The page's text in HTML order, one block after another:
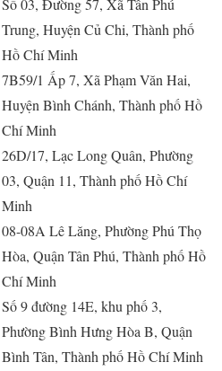
Số 03, Đường 57, Xã Tân Phú
Trung, Huyện Củ Chi, Thành phố
Hồ Chí Minh
7B59/1 Ấp 7, Xã Phạm Văn Hai,
Huyện Bình Chánh, Thành phố Hồ
Chí Minh
26D/17, Lạc Long Quân, Phường
03, Quận 11, Thành phố Hồ Chí
Minh
08-08A Lê Lăng, Phường Phú Thọ
Hòa, Quận Tân Phú, Thành phố Hồ
Chí Minh
Số 9 đường 14E, khu phố 3,
Phường Bình Hưng Hòa B, Quận
Bình Tân, Thành phố Hồ Chí Minh